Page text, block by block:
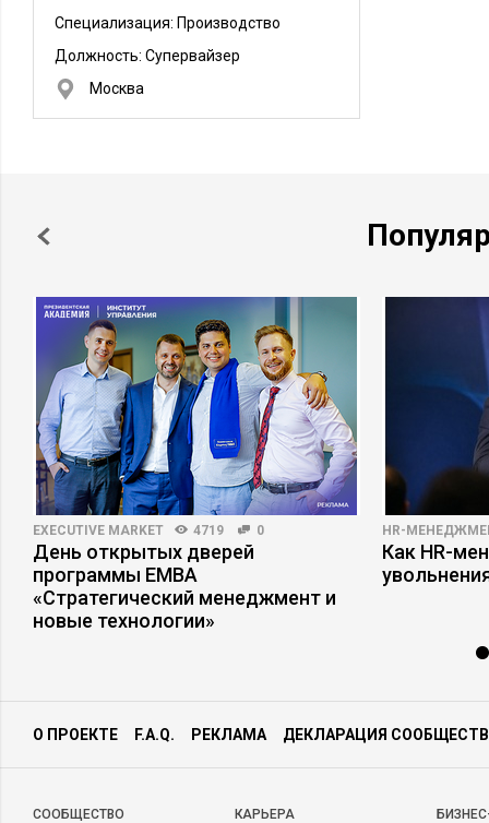
Специализация: Производство
Должность: Супервайзер
Москва
EXECUTIVE MARKET 4719 0
День открытых дверей
программы ЕМВА
«Стратегический менеджмент и
новые технологии»
HR-
Как HR-
О ПРОЕКТЕ F.A.Q. РЕКЛАМА ДЕКЛАРАЦИЯ
CООБЩЕСТВО КАРЬЕРА